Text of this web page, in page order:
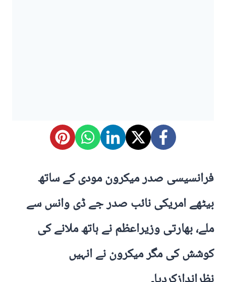
فرانسیسی صدر میکرون مودی کے ساتھ
بیٹھے امریکی نائب صدر جے ڈی وانس سے
ملے، بھارتی وزیراعظم نے ہاتھ ملانے کی
کوشش کی مگر میکرون نے انہیں